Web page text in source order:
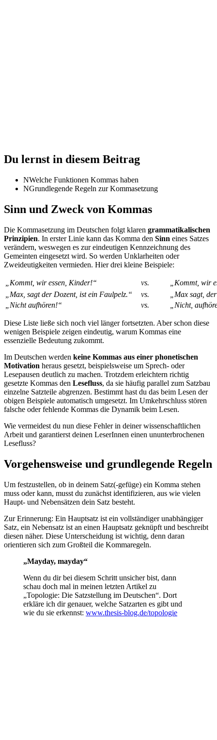
Du lernst in diesem Beitrag
NWelche Funktionen Kommas haben
NGrundlegende Regeln zur Kommasetzung
Sinn und Zweck von Kommas
Die Kommasetzung im Deutschen folgt klaren grammatikalischen
Prinzipien. In erster Linie kann das Komma den Sinn eines Satzes
verändern, weswegen es zur eindeutigen Kennzeichnung des
Gemeinten eingesetzt wird. So werden Unklarheiten oder
Zweideutigkeiten vermieden. Hier drei kleine Beispiele:
„Kommt, wir essen, Kinder!“ vs.
„Kommt, wir
„Max, sagt der Dozent, ist ein Faulpelz.“
vs.
„Max sagt,
„Nicht aufhören!“
vs. „Nicht,
Diese Liste ließe sich noch viel länger fortsetzten. Aber schon diese
wenigen Beispiele zeigen eindeutig, warum Kommas eine
essenzielle Bedeutung zukommt.
Im Deutschen werden keine Kommas aus einer phonetischen
Motivation heraus gesetzt, beispielsweise um Sprech- oder
Lesepausen deutlich zu machen. Trotzdem erleichtern richtig
gesetzte Kommas den Lesefluss, da sie häufig parallel zum Satzbau
einzelne Satzteile abgrenzen. Bestimmt hast du das beim Lesen der
obigen Beispiele automatisch umgesetzt. Im Umkehrschluss stören
falsche oder fehlende Kommas die Dynamik beim Lesen.
Wie vermeidest du nun diese Fehler in deiner wissenschaftlichen
Arbeit und garantierst deinen LeserInnen einen ununterbrochenen
Lesefluss?
Vorgehensweise und grundlegende Regeln
Um festzustellen, ob in deinem Satz(-gefüge) ein Komma stehen
muss oder kann, musst du zunächst identifizieren, aus wie vielen
Haupt- und Nebensätzen dein Satz besteht.
Zur Erinnerung: Ein Hauptsatz ist ein vollständiger unabhängiger
Satz, ein Nebensatz ist an einen Hauptsatz geknüpft und beschreibt
diesen näher. Diese Unterscheidung ist wichtig, denn daran
orientieren sich zum Großteil die Kommaregeln.
„Mayday, mayday“
Wenn du dir bei diesem Schritt unsicher bist, dann
schau doch mal in meinen letzten Artikel zu
„Topologie: Die Satzstellung im Deutschen“. Dort
erkläre ich dir genauer, welche Satzarten es gibt und
wie du sie erkennst: www.thesis-blog.de/topologie